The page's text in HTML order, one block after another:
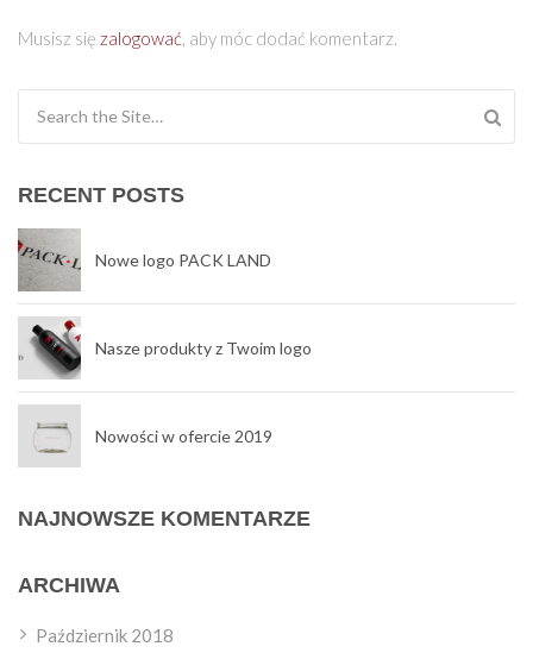
Musisz się zalogować, aby móc dodać komentarz.
RECENT POSTS
Nowe logo PACK LAND
Nasze produkty z Twoim logo
Nowości w ofercie 2019
NAJNOWSZE KOMENTARZE
ARCHIWA
Październik 2018